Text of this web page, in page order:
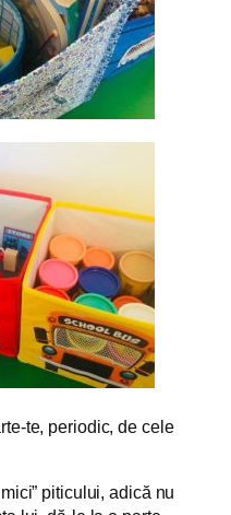
te, periodic, de cele
piticului, adică nu